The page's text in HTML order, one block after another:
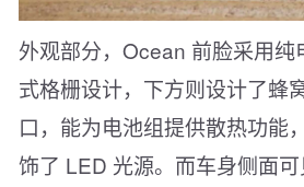
外观部分，Ocean 前脸采用纯
式格栅设计，下方则设计了蜂
口，能为电池组提供散热功能
饰了 LED 光源。而车身侧面